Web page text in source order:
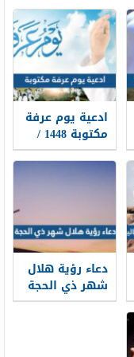
ادعية يوم عرفة
مكتوبة 1448 /
2026 لبيك اللهم
لبيك
دعاء رؤية هلال
شهر ذي الحجة
1448 كامل